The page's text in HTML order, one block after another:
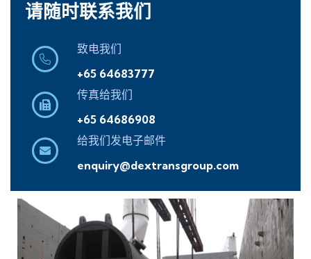
请随时联系我们
致电我们
+65 64683777
传真给我们
+65 64686908
给我们发电子邮件
enquiry@dextransgroup.com